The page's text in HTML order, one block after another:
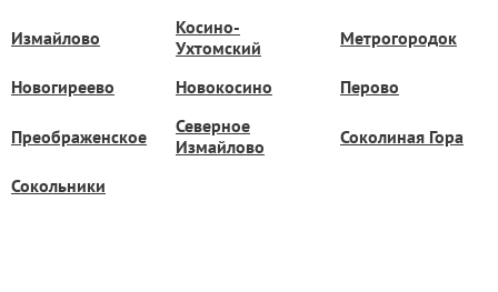
Измайлово
Косино-
Ухтомский
Метрогородок
Новогиреево Новокосино Перово
Преображенское
Северное
Измайлово
Соколиная Гора
Сокольники